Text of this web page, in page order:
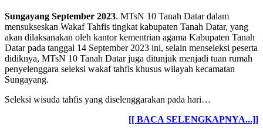
Sungayang September 2023. MTsN 10 Tanah Datar dalam
mensukseskan Wakaf Tahfis tingkat kabupaten Tanah Datar, yang
akan dilaksanakan oleh kantor kementrian agama Kabupaten Tanah
Datar pada tanggal 14 September 2023 ini, selain menseleksi peserta
didiknya, MTsN 10 Tanah Datar juga ditunjuk menjadi tuan rumah
penyelenggara seleksi wakaf tahfis khusus wilayah kecamatan
Sungayang.
Seleksi wisuda tahfis yang diselenggarakan pada hari…
[[ BACA SELENGKAPNYA...]]